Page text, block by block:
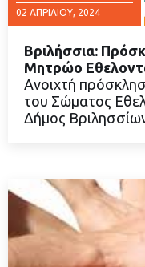
02 ΑΠΡΙΛΊΟΥ, 2024
Βριλήσσια:
Μητρώο
Ανοιχτή
του Σώματος
Δήμος